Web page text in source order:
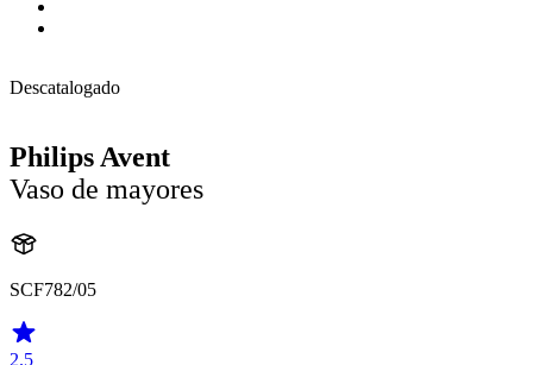
Descatalogado
Philips Avent
Vaso de mayores
SCF782/05
2.5